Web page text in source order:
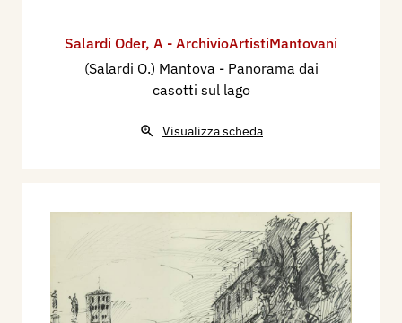
Salardi Oder, A - ArchivioArtistiMantovani
(Salardi O.) Mantova - Panorama dai
casotti sul lago
Visualizza scheda